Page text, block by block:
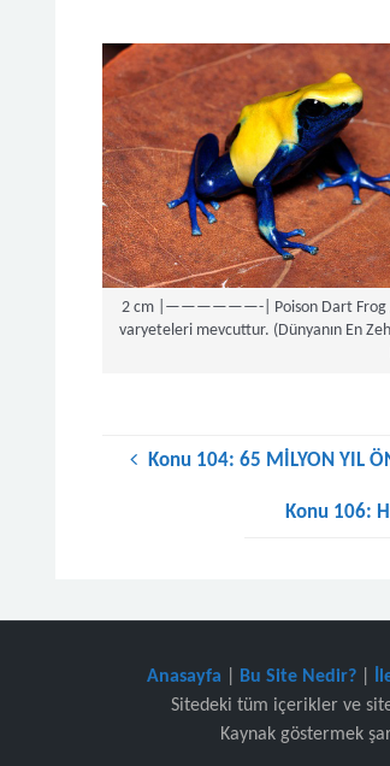
2 cm |——————-| Poison Dart Frog /
varyeteleri mevcuttur. (Dünyanın En
Konu 104: 65 MİLYON YIL
Konu 106:
Anasayfa Bu Site Nedir?|
Sitedeki tüm içerikler ve site
Kaynak göstermek